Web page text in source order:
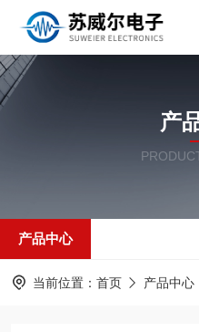
产
产品中心
当前位置： 首页 产品中心